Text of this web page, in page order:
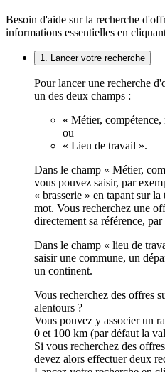
Besoin d'aide sur la recherche
informations essentielles en
1. Lancer votre recherche
Pour lancer une recherche
un des deux champs :
« Métier,
ou
« Lieu de travail ».
Dans le champ « Métier,
vous pouvez saisir, par
« brasserie » en tapant sur
mot. Vous recherchez une
directement sa référence,
Dans le champ « lieu de
saisir une commune, un
un continent.
Vous recherchez des offres
alentours ?
Vous pouvez y associer un
0 et 100 km (par défaut la
Si vous recherchez des
devez alors effectuer deux